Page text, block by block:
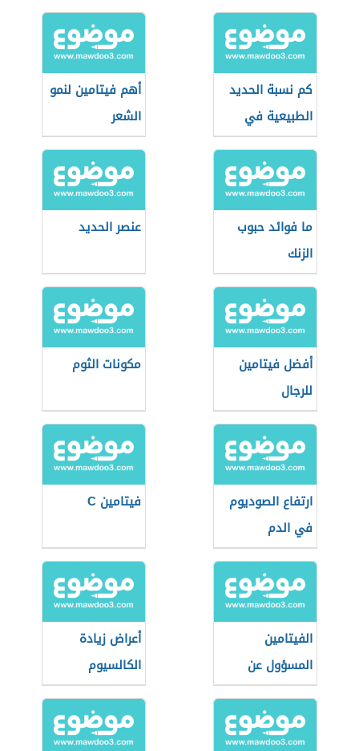
كم نسبة الحديد
الطبيعية في
الجسم
أهم فيتامين لنمو
الشعر
ما فوائد حبوب
الزنك
عنصر الحديد
أفضل فيتامين
للرجال
مكونات الثوم
ارتفاع الصوديوم
في الدم
فيتامين C
الفيتامين
المسؤول عن
كثافة الشعر
أعراض زيادة
الكالسيوم